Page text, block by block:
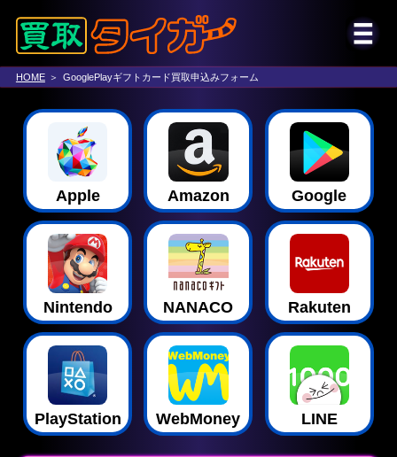
HOME GooglePlayギフトカード買取申込みフォーム
Apple Amazon Google
Nintendo NANACO Rakuten
PlayStation WebMoney LINE